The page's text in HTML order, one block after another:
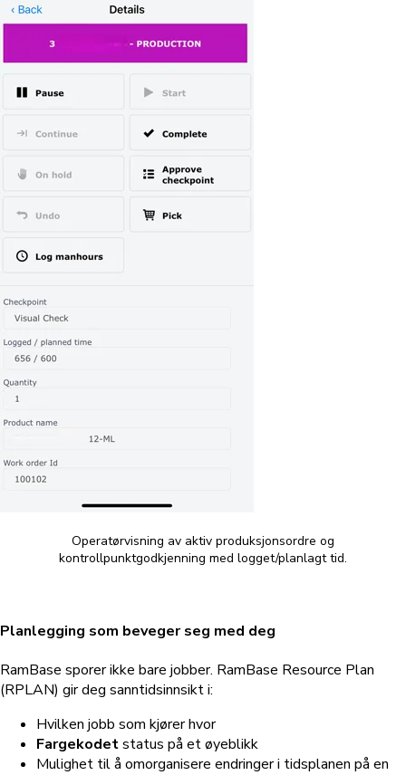
Operatørvisning av aktiv produksjonsordre og
kontrollpunktgodkjenning med logget/planlagt tid.
Planlegging som beveger seg med deg
RamBase sporer ikke bare jobber. RamBase Resource Plan
(RPLAN) gir deg sanntidsinnsikt i:
Hvilken jobb som kjører hvor
Fargekodetstatus på et øyeblikk
Mulighet til å omorganisere endringer i tidsplanen på en